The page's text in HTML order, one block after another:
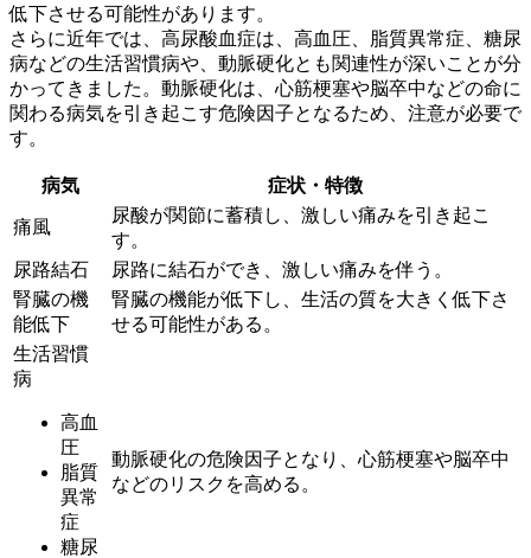
低下させる可能性があります。
さらに近年では、高尿酸血症は、 高血圧、脂質異常症、糖尿
病などの生活習慣病や、動脈硬化とも関連性が深いことが分
かってきました。動脈硬化は、心筋梗塞や脳卒中などの命に
関わる病気を引き起こす危険因子となるため、注意が必要で
す。
病気 症状・特徴
痛風
尿酸が関節に蓄積し、激しい痛みを引き起こ
す。
尿路結石
尿路に結石ができ、激しい痛みを伴う。
腎臓の機
能低下
腎臓の機能が低下し、生活の質を大きく低下さ
せる可能性がある。
生活習慣
病
高血
圧
脂質
異常
症
糖尿
動脈硬化の危険因子となり、心筋梗塞や脳卒中
などのリスクを高める。